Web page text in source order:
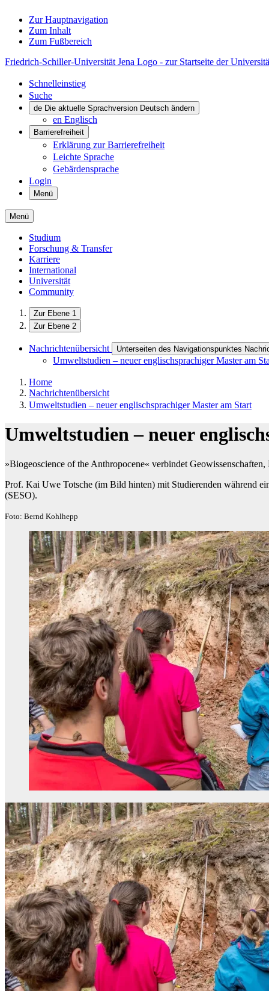
Zur Hauptnavigation
Zum Inhalt
Zum Fußbereich
Friedrich-Schiller-Universität Jena Logo - zur Startseite der
Schnelleinstieg
Suche
de Die aktuelle Sprachversion Deutsch ändern
en Englisch
Barrierefreiheit
Erklärung zur Barrierefreiheit
Leichte Sprache
Gebärdensprache
Login
Menü
Menü
Studium
Forschung & Transfer
Karriere
International
Universität
Community
Zur Ebene 1
Zur Ebene 2
Nachrichtenübersicht Unterseiten des Navigationspunktes
Umweltstudien – neuer englischsprachiger Master am
Home
Nachrichtenübersicht
Umweltstudien – neuer englischsprachiger Master am Start
Umweltstudien – neuer
»Biogeoscience of the Anthropocene« verbindet
Prof. Kai Uwe Totsche (im Bild hinten) mit Studierenden während
(SESO).
Foto: Bernd Kohlhepp